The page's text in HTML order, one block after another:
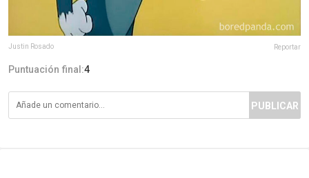
Justin Rosado Reportar
Puntuación final:4
PUBLICAR